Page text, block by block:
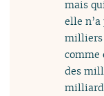
mais
elle
milliers
comme
des